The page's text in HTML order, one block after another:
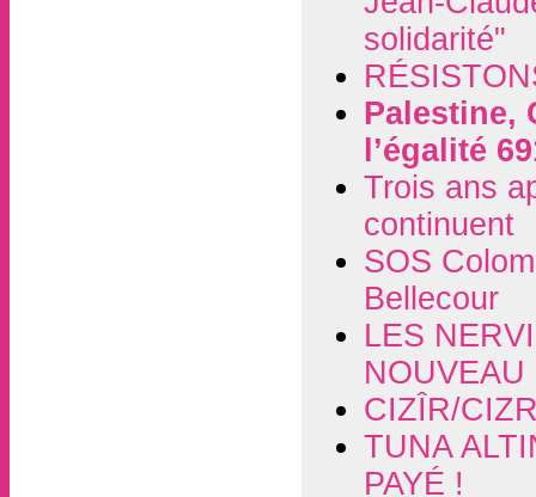
solidarité"
Palestine,
l’égalité
Trois ans
continuent
SOS
Bellecour
LES
NOUVEAU
CIZÎR/
TUNA
PAYÉ !